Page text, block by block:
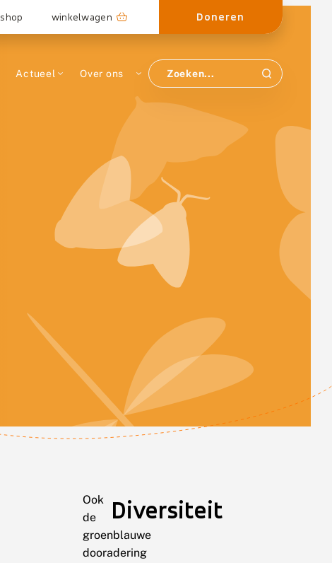
winkelwagen Doneren
Actueel Over ons
Ook
de
groenblauwe
dooradering
Diversiteit